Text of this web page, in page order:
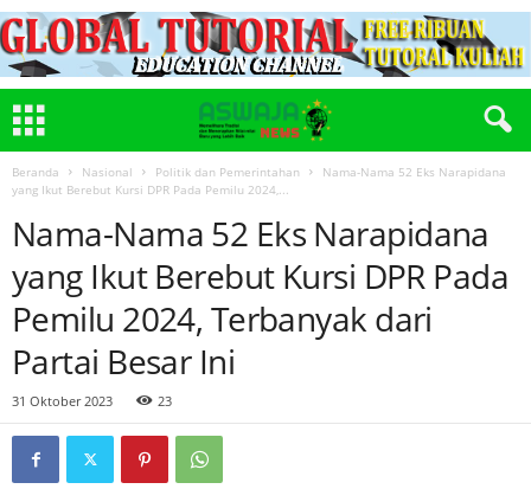
Beranda Nasional Politik dan Pemerintahan
Nama-Nama 52 Eks Narapidana
yang Ikut Berebut Kursi DPR Pada Pemilu 2024,...
Nama-Nama 52 Eks Narapidana
yang Ikut Berebut Kursi DPR Pada
Pemilu 2024, Terbanyak dari
Partai Besar Ini
31 Oktober 2023 23